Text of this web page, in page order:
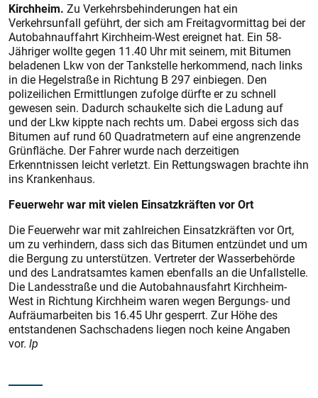
Kirchheim. Zu Verkehrsbehinderungen hat ein
Verkehrsunfall geführt, der sich am Freitagvormittag bei der
Autobahnauffahrt Kirchheim-West ereignet hat. Ein 58-
Jähriger wollte gegen 11.40 Uhr mit seinem, mit Bitumen
beladenen Lkw von der Tankstelle herkommend, nach links
in die Hegelstraße in Richtung B 297 einbiegen. Den
polizeilichen Ermittlungen zufolge dürfte er zu schnell
gewesen sein. Dadurch schaukelte sich die Ladung auf
und der Lkw kippte nach rechts um. Dabei ergoss sich das
Bitumen auf rund 60 Quadratmetern auf eine angrenzende
Grünfläche. Der Fahrer wurde nach derzeitigen
Erkenntnissen leicht verletzt. Ein Rettungswagen brachte ihn
ins Krankenhaus.
Feuerwehr war mit vielen Einsatzkräften vor Ort
Die Feuerwehr war mit zahlreichen Einsatzkräften vor Ort,
um zu verhindern, dass sich das Bitumen entzündet und um
die Bergung zu unterstützen. Vertreter der Wasserbehörde
und des Landratsamtes kamen ebenfalls an die Unfallstelle.
Die Landesstraße und die Autobahnausfahrt Kirchheim-
West in Richtung Kirchheim waren wegen Bergungs- und
Aufräumarbeiten bis 16.45 Uhr gesperrt. Zur Höhe des
entstandenen Sachschadens liegen noch keine Angaben
vor. lp